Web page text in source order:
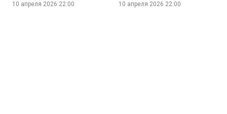
10 апреля 2026 22:00 10 апреля 2026 22:00